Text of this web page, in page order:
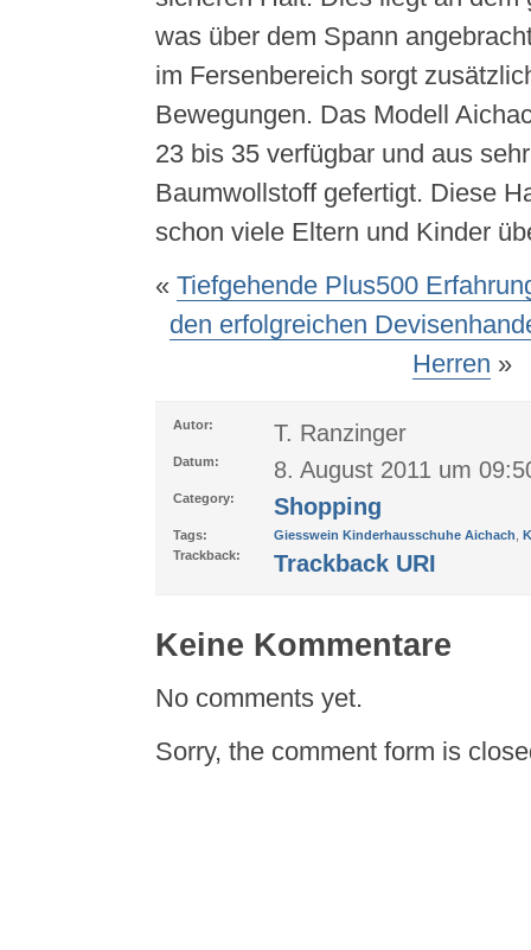
was über dem Spann
im Fersenbereich sorgt
Bewegungen. Das Modell
23 bis 35 verfügbar und aus
Baumwollstoff gefertigt. Diese
schon viele Eltern und Kinder
« Tiefgehende Plus500
den erfolgreichen
Herren »
Autor: T. Ranzinger
Datum: 8. August 2011 um
Category: Shopping
Tags: Giesswein Kinderhausschuhe Aichach
Trackback:
Trackback URI
Keine Kommentare
No comments yet.
Sorry, the comment form is